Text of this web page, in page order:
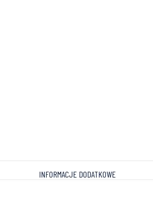
INFORMACJE DODATKOWE